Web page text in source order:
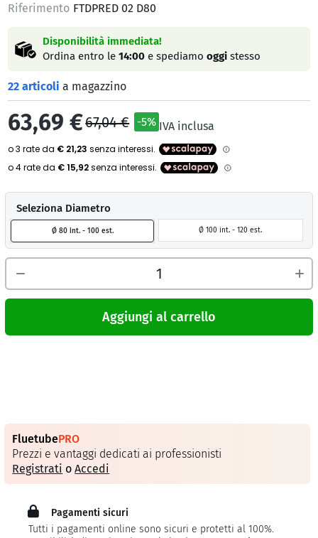
Riferimento FTDPRED 02 D80
Disponibilità immediata!
Ordina entro le14:00 e spediamooggi stesso
22 articolia magazzino
63,69 €67,04 € -5% IVA inclusa
Seleziona Diametro
Ø 80 int. - 100 est. Ø 100 int. - 120 est.
Aggiungi al carrello
FluetubePRO
Prezzi e vantaggi dedicati ai professionisti
Registrati oAccedi
Pagamenti sicuri
Tutti i pagamenti online sono sicuri e protetti al 100%.